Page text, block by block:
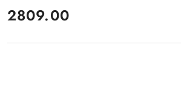
cena:
2809.00